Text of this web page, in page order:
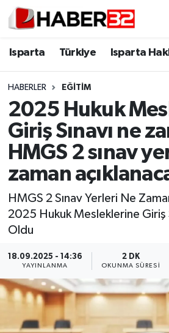
Isparta Türkiye Isparta
HABERLER EĞİTİM
2025 Hukuk
Giriş Sınavı ne
HMGS 2 sınav
zaman
HMGS 2 Sınav Yerleri Ne
2025 Hukuk Mesleklerine Giriş
Oldu
18.09.2025 - 14:36
YAYINLANMA
2 DK
OKUNMA SÜRESI
Isparta
Esnaf Diyor ki;
ASAYİŞ
BİLİM VE TEKNOLOJİ
EĞİTİM
GENEL
Güncel
HABERDE İNSAN
İlginç
Isparta Nöbetçi Eczaneler
Isparta Trafik Yoğunluk
Süper Lig Puan Durumu ve
Tüm Manşetler
Son Dakika Haberleri
Haber Arşivi